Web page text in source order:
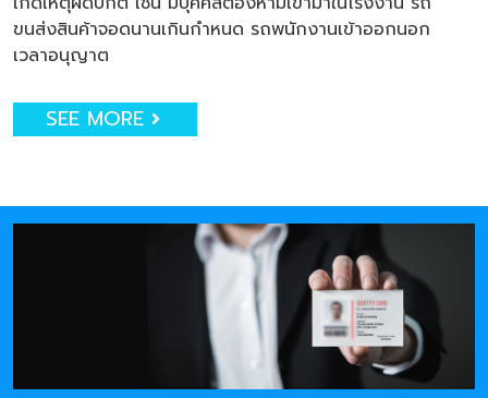
ขนส่งสินค้าจอดนานเกินกำหนด รถพนักงานเข้าออกนอก
เวลาอนุญาต
SEE MORE